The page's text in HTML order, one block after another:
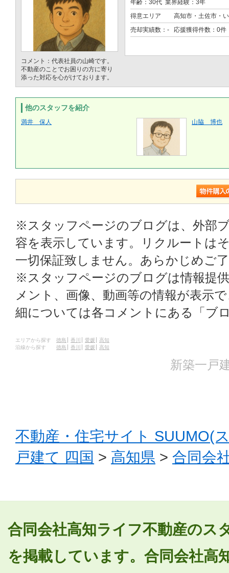
コメント：代表社員の山崎です。
不動産のことでお困りの方に寄り
添った対応を心がけております。
年齢：30代 業界経験：3年
得意エリア
高知市・土佐市・
売却実績数：- 応援獲得件数：0件
他のスタッフを紹介
満井 保人 山脇 博也
※スタッフページのブログは、外部
容を表示しています。リクルートは
一切保証致しません。あらかじめご
※スタッフページのブログは情報提
メント、画像、動画等の情報が表示
細については各コメントにある「ブ
エリアから探す 徳島 香川 愛媛
高知
沿線から探す
徳島 香川 愛媛 高知
新築一戸
不動産・住宅サイト SUUMO(
戸建て 四国 > 高知県 > 合同会
合同会社高知ライフ不動産のス
を掲載しています。合同会社高